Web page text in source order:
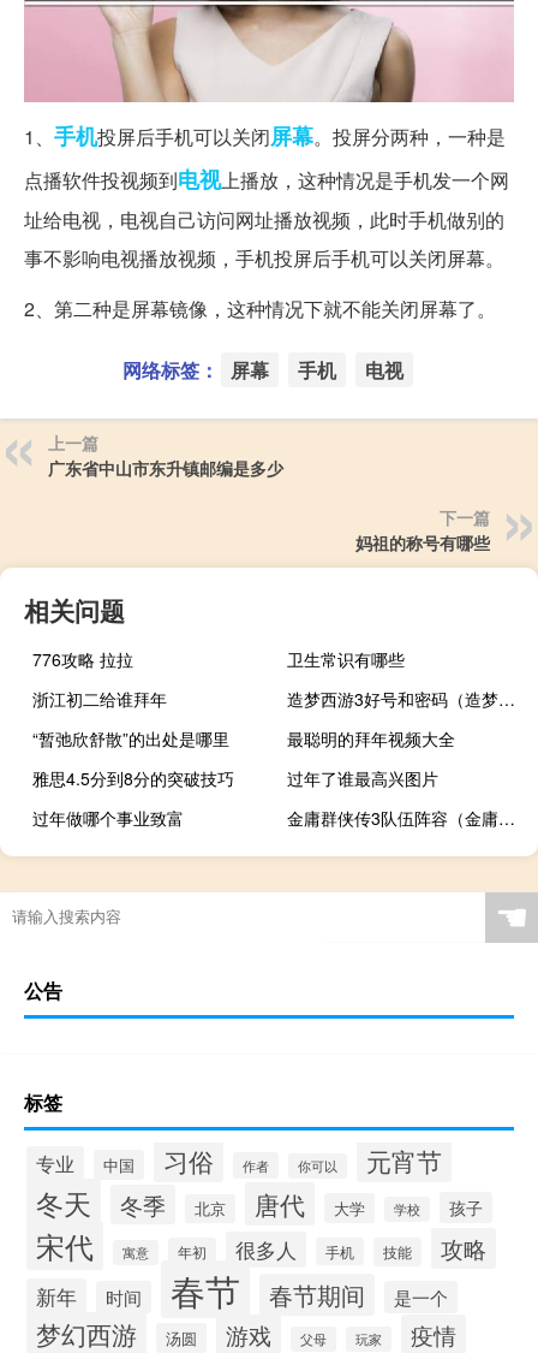
1、 手机投屏后手机可以关闭屏幕。投屏分两种，一种是
点播软件投视频到电视上播放，这种情况是手机发一个网
址给电视，电视自己访问网址播放视频，此时手机做别的
事不影响电视播放视频，手机投屏后手机可以关闭屏幕。
2、第二种是屏幕镜像，这种情况下就不能关闭屏幕了。
网络标签： 屏幕 手机 电视
上一篇
广东省中山市东升镇邮编是多少
下一篇
妈祖的称号有哪些
相关问题
776攻略 拉拉
卫生常识有哪些
浙江初二给谁拜年
造梦西游3好号和密码（造梦西游3激活码大全）
“暂弛欣舒散”的出处是哪里
最聪明的拜年视频大全
雅思4.5分到8分的突破技巧
过年了谁最高兴图片
过年做哪个事业致富
金庸群侠传3队伍阵容（金庸群侠传3队友排名）
☚
公告
标签
专业 中国 习俗 作者 你可以 元宵节
冬天 冬季 北京 唐代 大学 学校 孩子
宋代 寓意 年初 很多人 手机 技能 攻略
新年 时间 春节 春节期间 是一个
梦幻西游 汤圆 游戏 父母 玩家 疫情